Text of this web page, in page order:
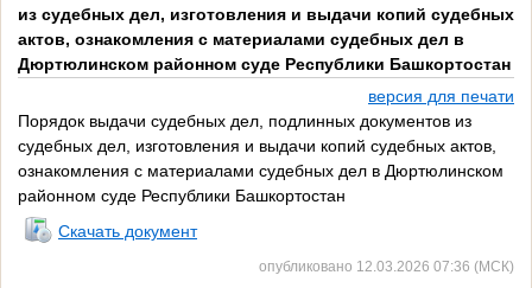
из судебных дел, изготовления и выдачи копий судебных
актов, ознакомления с материалами судебных дел в
Дюртюлинском районном суде Республики Башкортостан
версия для печати
Порядок выдачи судебных дел, подлинных документов из
судебных дел, изготовления и выдачи копий судебных актов,
ознакомления с материалами судебных дел в Дюртюлинском
районном суде Республики Башкортостан
Скачать документ
опубликовано 12.03.2026 07:36 (МСК)